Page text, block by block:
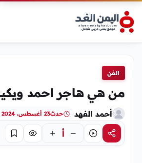
الفن
من هي هاجر احمد
أحمد الفهد حدث23 أغسطس، 2024
مشاركةاستماع أ تركيز حفظ